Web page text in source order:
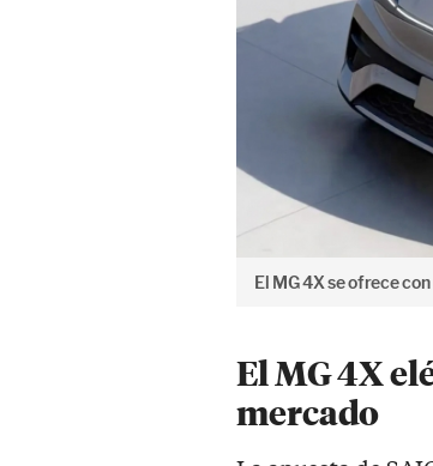
El MG 4X se ofrece
El MG 4X
mercado